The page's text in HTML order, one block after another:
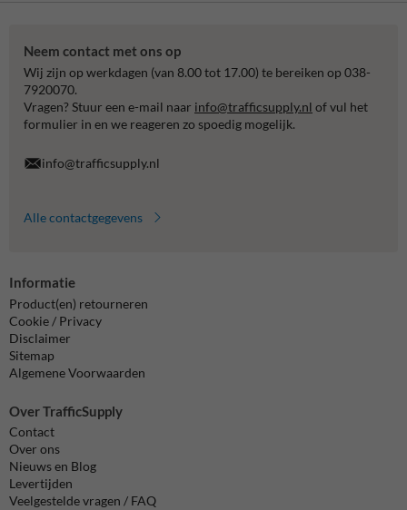
Neem contact met ons op
Wij zijn op werkdagen (van 8.00 tot 17.00) te bereiken op 038-
7920070.
Vragen? Stuur een e-mail naar info@trafficsupply.nl of vul het
formulier in en we reageren zo spoedig mogelijk.
info@trafficsupply.nl
Alle contactgegevens
Informatie
Product(en) retourneren
Cookie / Privacy
Disclaimer
Sitemap
Algemene Voorwaarden
Over TrafficSupply
Contact
Over ons
Nieuws en Blog
Levertijden
Veelgestelde vragen / FAQ